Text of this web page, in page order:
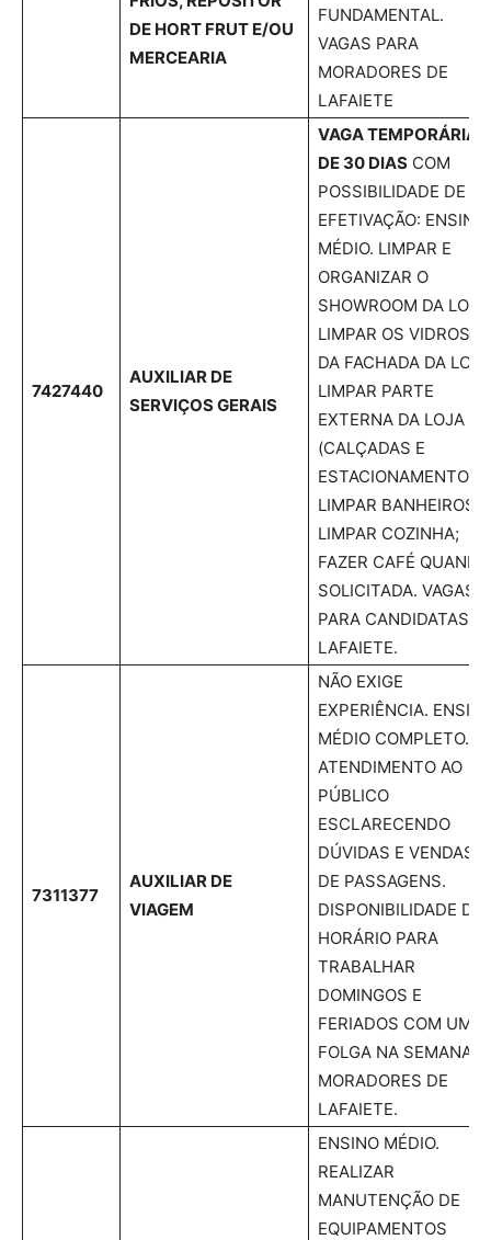
DE HORT FRUT E/OU
MERCEARIA
FUNDAMENTAL.
VAGAS PARA
MORADORES DE
LAFAIETE
7427440
AUXILIAR DE
SERVIÇOS GERAIS
VAGA TEMPORÁRIA
DE 30 DIAS COM
POSSIBILIDADE DE
EFETIVAÇÃO: ENSINO
MÉDIO. LIMPAR E
ORGANIZAR O
SHOWROOM DA
LIMPAR OS VIDROS
DA FACHADA DA
LIMPAR PARTE
EXTERNA DA LOJA
(CALÇADAS E
ESTACIONAMENTO);
LIMPAR BANHEIROS;
LIMPAR COZINHA;
FAZER CAFÉ QUANDO
SOLICITADA. VAGAS
PARA CANDIDATAS
LAFAIETE.
7311377
AUXILIAR DE
VIAGEM
NÃO EXIGE
EXPERIÊNCIA.
MÉDIO COMPLETO.
ATENDIMENTO AO
PÚBLICO
ESCLARECENDO
DÚVIDAS E VENDAS
DE PASSAGENS.
DISPONIBILIDADE DE
HORÁRIO PARA
TRABALHAR
DOMINGOS E
FERIADOS COM UM
FOLGA NA SEMANA.
MORADORES DE
LAFAIETE.
ENSINO MÉDIO.
REALIZAR
MANUTENÇÃO DE
EQUIPAMENTOS